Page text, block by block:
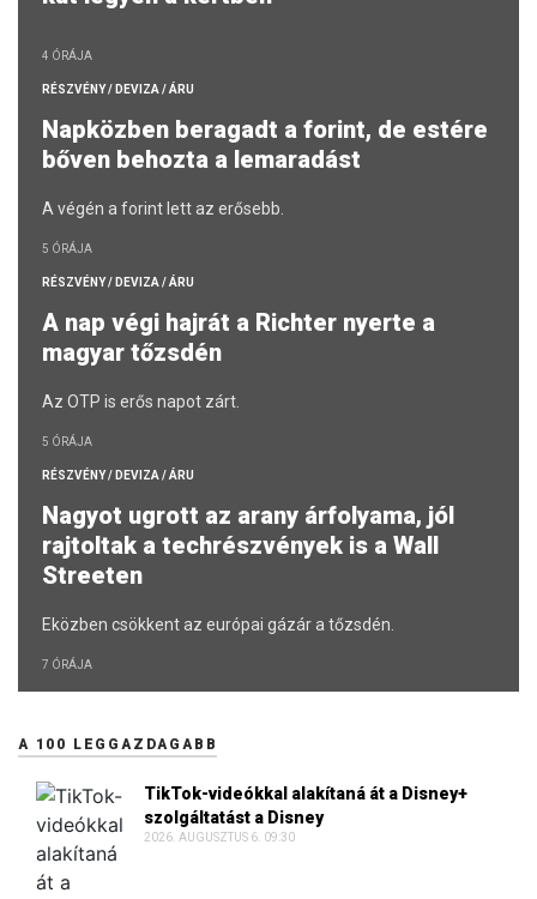
4 ÓRÁJA
RÉSZVÉNY / DEVIZA / ÁRU
Napközben beragadt a forint, de estére
bőven behozta a lemaradást
A végén a forint lett az erősebb.
5 ÓRÁJA
RÉSZVÉNY / DEVIZA / ÁRU
A nap végi hajrát a Richter nyerte a
magyar tőzsdén
Az OTP is erős napot zárt.
5 ÓRÁJA
RÉSZVÉNY / DEVIZA / ÁRU
Nagyot ugrott az arany árfolyama, jól
rajtoltak a techrészvények is a Wall
Streeten
Eközben csökkent az európai gázár a tőzsdén.
7 ÓRÁJA
A 100 LEGGAZDAGABB
TikTok-videókkal alakítaná át a Disney+
szolgáltatást a Disney
2026. AUGUSZTUS 6. 09:30